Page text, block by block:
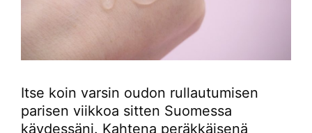
Itse koin varsin oudon rullautumisen
parisen viikkoa sitten Suomessa
käydessäni. Kahtena peräkkäisenä